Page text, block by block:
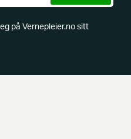
på Vernepleier.no sitt